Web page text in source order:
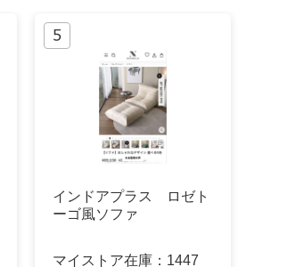
インドアプラス ロゼト
ーゴ風ソファ
マイストア在庫： 1447